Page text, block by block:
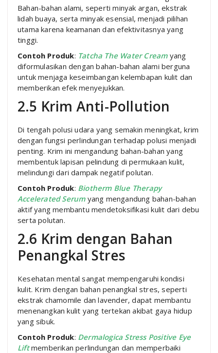
Bahan-bahan alami, seperti minyak argan, ekstrak
lidah buaya, serta minyak esensial, menjadi pilihan
utama karena keamanan dan efektivitasnya yang
tinggi.
Contoh Produk: Tatcha The Water Creamyang
diformulasikan dengan bahan-bahan alami berguna
untuk menjaga keseimbangan kelembapan kulit dan
memberikan efek menyejukkan.
2.5 Krim Anti-Pollution
Di tengah polusi udara yang semakin meningkat, krim
dengan fungsi perlindungan terhadap polusi menjadi
penting. Krim ini mengandung bahan-bahan yang
membentuk lapisan pelindung di permukaan kulit,
melindungi dari dampak negatif polutan.
Contoh Produk: Biotherm Blue Therapy
Accelerated Serumyang mengandung bahan-bahan
aktif yang membantu mendetoksifikasi kulit dari debu
serta polutan.
2.6 Krim dengan Bahan
Penangkal Stres
Kesehatan mental sangat mempengaruhi kondisi
kulit. Krim dengan bahan penangkal stres, seperti
ekstrak chamomile dan lavender, dapat membantu
menenangkan kulit yang tertekan akibat gaya hidup
yang sibuk.
Contoh Produk: Dermalogica Stress Positive Eye
Liftmemberikan perlindungan dan memperbaiki